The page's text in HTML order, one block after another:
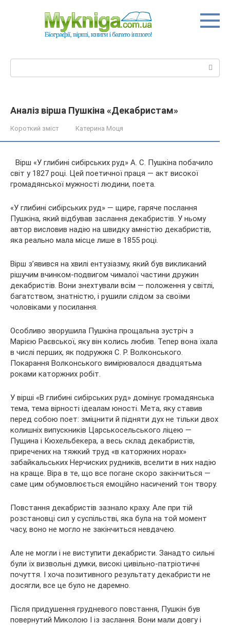
Аналіз вірша Пушкіна «Декабристам»
Короткий зміст Катерина Моця
Вірш «У глибині сибірських руд» А. С. Пушкіна побачило
світ у 1827 році. Цей поетичної праця — акт високої
громадянської мужності людини, поета.
«У глибині сибірських руд» — щире, гаряче послання
Пушкіна, який відбував заслання декабристів. У ньому
автор висловив надію на швидку амністію декабристів,
яка реально мала місце лише в 1855 році.
Вірш з’явився на хвилі ентузіазму, який був викликаний
рішучим вчинком-подвигом чималої частини дружин
декабристів. Вони знехтували всім — положення у світлі,
багатством, знатністю, і рушили слідом за своїми
чоловіками у посилання.
Особливо зворушила Пушкіна прощальна зустріч з
Марією Раєвської, яку він колись любив. Тепер вона їхала
в числі перших, як подружжя С. Р. Волконського.
Покарання Волконського вимірювалося двадцятьма
роками каторжних робіт.
У вірші «В глибині сибірських руд» домінує громадянська
тема, тема вірності ідеалам юності. Мета, яку ставив
перед собою поет: зміцнити й підняти дух не тільки двох
колишніх випускників Царськосельського ліцею —
Пущина і Кюхельбекера, а весь склад декабристів,
приречених на тяжкий труд «в каторжних норах»
забайкальських Нерчиских рудників, вселити в них надію
на краще. Віра в те, що все погане скоро закінчиться —
саме цим обумовлюється емоційно насичений тон твору.
Повстання декабристів зазнало краху. Але при тій
розстановці сил у суспільстві, яка була на той момент
часу, воно не могло не закінчиться невдачею.
Але не могли і не виступити декабристи. Занадто сильні
були їх визвольні думки, високі цивільно-патріотичні
почуття. І хоча позитивного результату декабристи не
досягли, все це було не даремно.
Після придушення грудневого повстання, Пушкін був
повернутий Миколою I із заслання. Вони мали довгу і